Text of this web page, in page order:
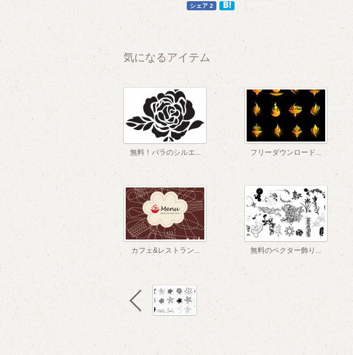
シェア 2
気になるアイテム
無料！バラのシルエ... フリーダウンロード...
カフェ&レストラン... 無料のベクター飾り...